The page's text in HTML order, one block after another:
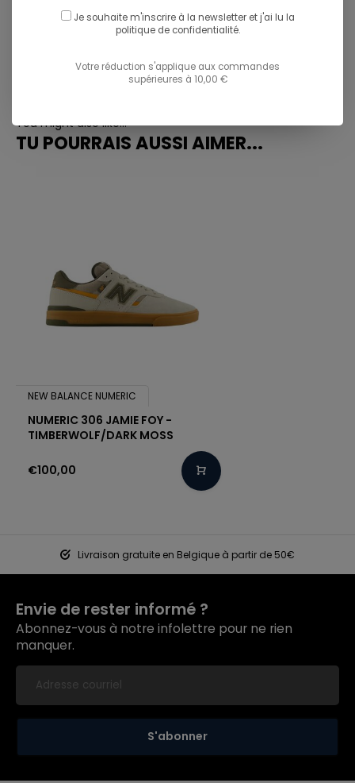
PARTAGER CE PRODUIT
You might also like...
TU POURRAIS AUSSI AIMER...
NEW BALANCE NUMERIC
NUMERIC 306 JAMIE FOY -
TIMBERWOLF/DARK MOSS
€100,00
Livraison gratuite en Belgique à partir de 50€
Envie de rester informé ?
Abonnez-vous à notre infolettre pour ne rien
manquer.
S'abonner
Je souhaite m'inscrire à la newsletter et j'ai lu la
politique de confidentialité.
Votre réduction s'applique aux commandes
supérieures à 10,00 €